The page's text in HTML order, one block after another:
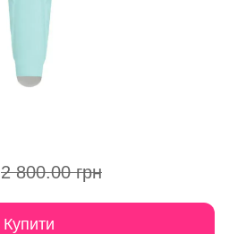
2 800.00 грн
Купити